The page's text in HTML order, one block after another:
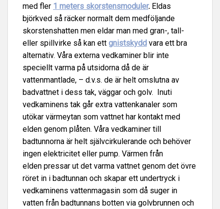
med fler 1 meters skorstensmoduler. Eldas
björkved så räcker normalt dem medföljande
skorstenshatten men eldar man med gran-, tall-
eller spillvirke så kan ett gnistskydd vara ett bra
alternativ. Våra externa vedkaminer blir inte
speciellt varma på utsidorna då de är
vattenmantlade, – d.v.s. de är helt omslutna av
badvattnet i dess tak, väggar och golv. Inuti
vedkaminens tak går extra vattenkanaler som
utökar värmeytan som vattnet har kontakt med
elden genom plåten. Våra vedkaminer till
badtunnorna är helt självcirkulerande och behöver
ingen elektricitet eller pump. Värmen från
elden pressar ut det varma vattnet genom det övre
röret in i badtunnan och skapar ett undertryck i
vedkaminens vattenmagasin som då suger in
vatten från badtunnans botten via golvbrunnen och